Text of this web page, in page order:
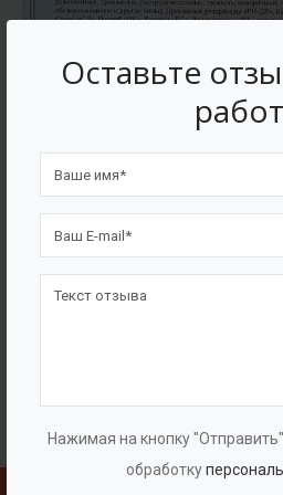
Оставьте
Нажимая на кнопку
обработку